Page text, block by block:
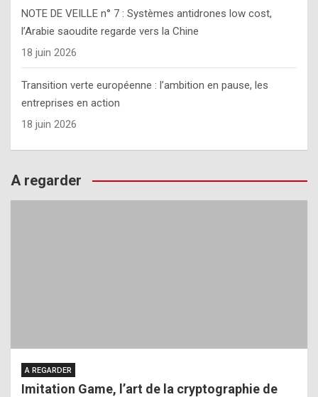
NOTE DE VEILLE n° 7 : Systèmes antidrones low cost,
l’Arabie saoudite regarde vers la Chine
18 juin 2026
Transition verte européenne : l’ambition en pause, les
entreprises en action
18 juin 2026
A regarder
A REGARDER
Imitation Game, l’art de la cryptographie de